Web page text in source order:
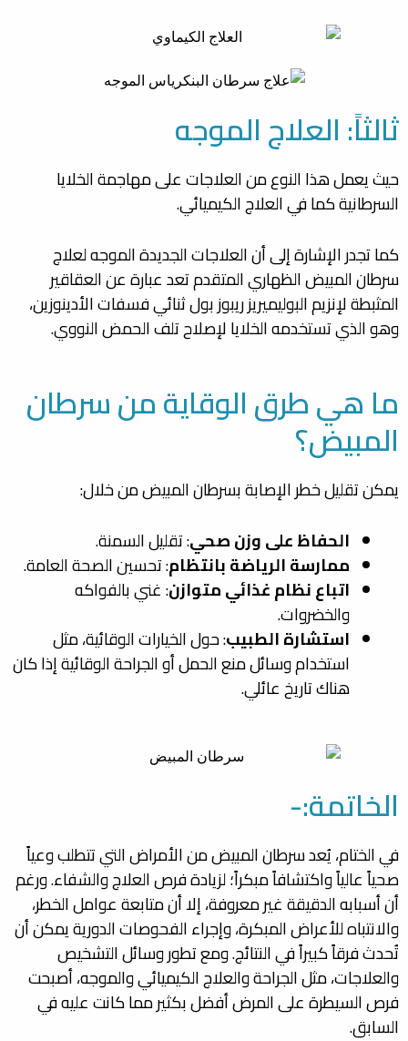
ثالثاً: العلاج الموجه
حيث يعمل هذا النوع من العلاجات على مهاجمة الخلايا
السرطانية كما في العلاج الكيميائي.
كما تجدر الإشارة إلى أن العلاجات الجديدة الموجه لعلاج
سرطان المبيض الظهاري المتقدم تعد عبارة عن العقاقير
المثبطة لإنزيم البوليميريز ريبوز بول ثنائي فسفات الأدينوزين،
وهو الذي تستخدمه الخلايا لإصلاح تلف الحمض النووي.
ما هي طرق الوقاية من سرطان
المبيض؟
يمكن تقليل خطر الإصابة بسرطان المبيض من خلال:
الحفاظ على وزن صحي: تقليل السمنة.
ممارسة الرياضة بانتظام: تحسين الصحة العامة.
اتباع نظام غذائي متوازن: غني بالفواكه
والخضروات.
استشارة الطبيب: حول الخيارات الوقائية، مثل
استخدام وسائل منع الحمل أو الجراحة الوقائية إذا كان
هناك تاريخ عائلي.
الخاتمة:-
في الختام، يُعدسرطان المبيضمن الأمراض التي تتطلب وعياً
صحياً عالياً واكتشافاً مبكراً؛ لزيادة فرص العلاج والشفاء. ورغم
أن أسبابه الدقيقة غير معروفة، إلا أن متابعة عوامل الخطر،
والانتباه للأعراض المبكرة، وإجراء الفحوصات الدورية يمكن أن
تُحدث فرقاً كبيراً في النتائج. ومع تطور وسائل التشخيص
والعلاجات، مثل الجراحة والعلاج الكيميائي والموجه، أصبحت
فرص السيطرة على المرض أفضل بكثير مما كانت عليه في
السابق.